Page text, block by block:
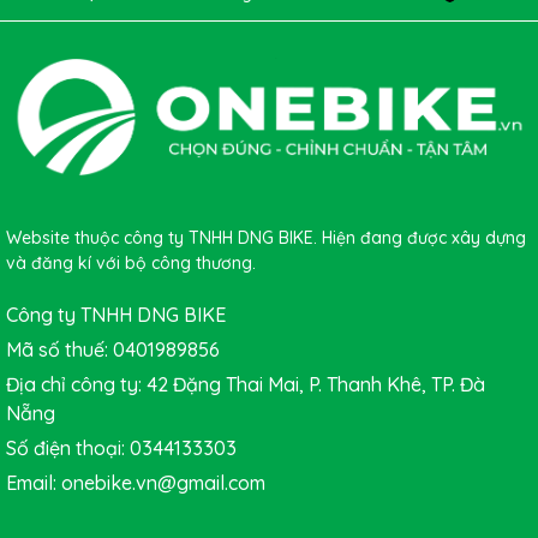
Với thiết kế thanh lịch, khung nhôm nhẹ bền, hệ truyền động
Shimano Tourney 7 tốc độ và hàng loạt tiện ích thân thiện với
phái đẹp,MOMENTUM INEED LATTE 2026chính là lựa chọn
hoàn hảo cho những ai yêu thích sự tinh tế, hiện đại và thoải
Website thuộc công ty TNHH DNG BIKE. Hiện đang được xây dựng
và đăng kí với bộ công thương.
Công ty TNHH DNG BIKE
Mã số thuế: 0401989856
Địa chỉ công ty: 42 Đặng Thai Mai, P. Thanh Khê, TP. Đà
Nẵng
Số điện thoại: 0344133303
Email: onebike.vn@gmail.com